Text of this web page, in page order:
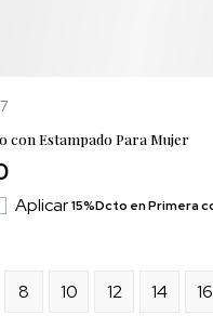
con Estampado Para Mujer
Aplicar15%Dcto en Primera
8 10 12 14 16